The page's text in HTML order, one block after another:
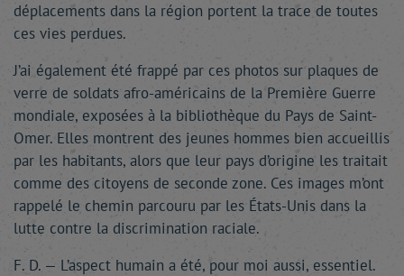
déplacements dans la région portent la trace de toutes
ces vies perdues.
J’ai également été frappé par ces photos sur plaques de
verre de soldats afro-américains de la Première Guerre
mondiale, exposées à la bibliothèque du Pays de Saint-
Omer. Elles montrent des jeunes hommes bien accueillis
par les habitants, alors que leur pays d’origine les traitait
comme des citoyens de seconde zone. Ces images m’ont
rappelé le chemin parcouru par les États-Unis dans la
lutte contre la discrimination raciale.
F. D. — L’aspect humain a été, pour moi aussi, essentiel.